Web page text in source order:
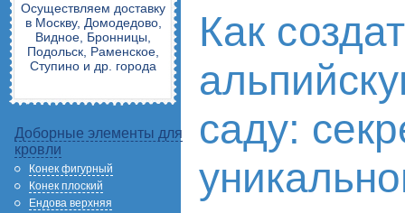
Осуществляем доставку
в Москву, Домодедово,
Видное, Бронницы,
Подольск, Раменское,
Ступино и др. города
Доборные элементы для
кровли
Конек фигурный
Конек плоский
Ендова верхняя
Как
саду: